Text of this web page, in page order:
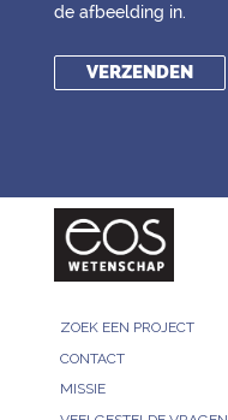
de afbeelding in.
ZOEK EEN PROJECT
CONTACT
MISSIE